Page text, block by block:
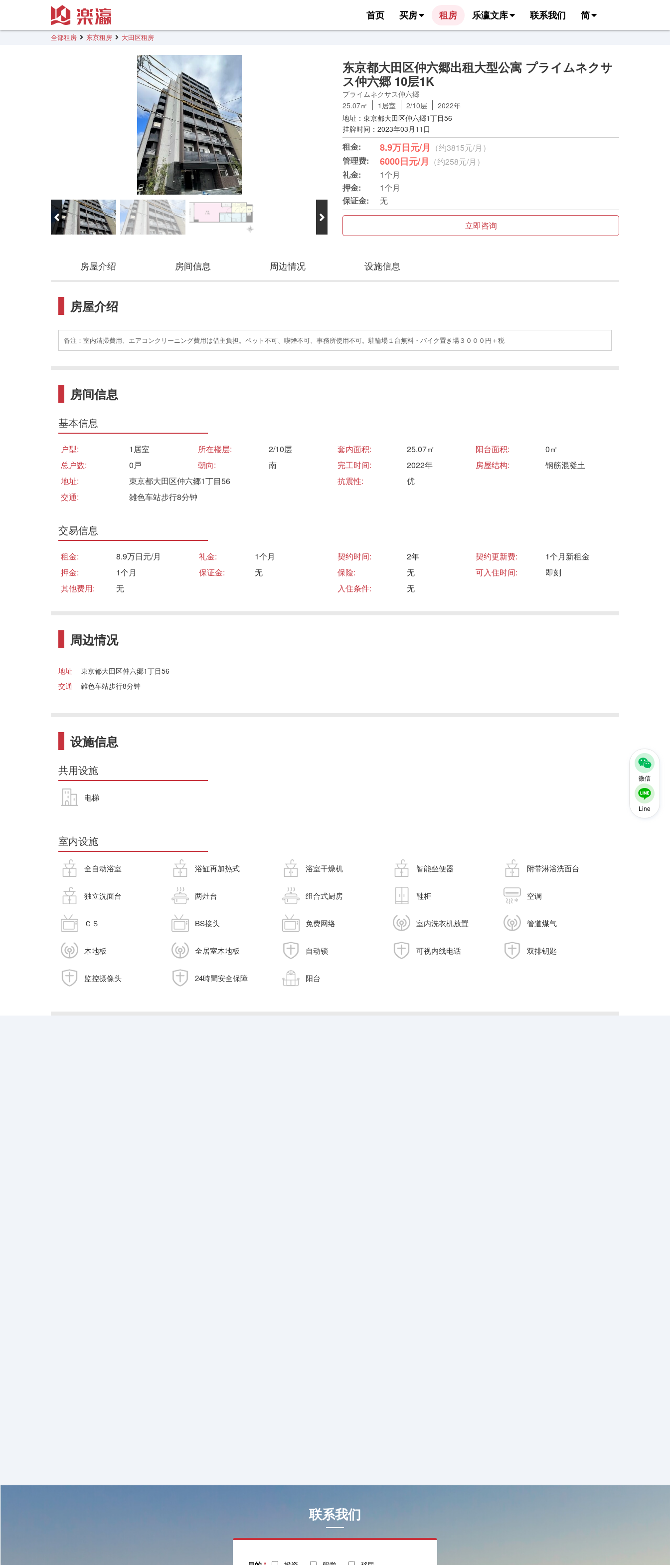
微信
Line
首页 买房 租房 乐瀛文库 联系我们 简
全部租房 东京租房 大田区租房
东京都大田区仲六郷出租大型公寓 プライムネクサ
ス仲六郷 10层1K
プライムネクサス仲六郷
25.07㎡
1居室 2/10层
2022年
地址：東京都大田区仲六郷1丁目56
挂牌时间：2023年03月11日
租金: 8.9万日元/月 （约3815元/月）
管理费:
6000日元/月 （约258元/月）
礼金:
1个月
押金:
1个月
保证金:
无
立即咨询
房屋介绍 房间信息 周边情况 设施信息
房屋介绍
备注：室内清掃費用、エアコンクリーニング費用は借主負担。ペット不可、喫煙不可、事務所使用不可。駐輪場１台無料・バイク置き場３０００円＋税
房间信息
基本信息
套内面积: 25.07㎡ 阳台面积:
0㎡
完工时间:
2022年 房屋结构:
钢筋混凝土
抗震性:
优
户型: 1居室 所在楼层:
2/10层
总户数:
0戸 朝向:
南
地址:
東京都大田区仲六郷1丁目56
交通:
雑色车站步行8分钟
交易信息
契约时间: 2年 契约更新费:
1个月新租金
保险:
无 可入住时间:
即刻
入住条件:
无
租金: 8.9万日元/月 礼金:
1个月
押金:
1个月 保证金:
无
其他费用:
无
周边情况
地址
東京都大田区仲六郷1丁目56
交通
雑色车站步行8分钟
设施信息
共用设施
电梯
室内设施
全自动浴室 浴缸再加热式 浴室干燥机 智能坐便器 附带淋浴洗面台
独立洗面台 两灶台 组合式厨房 鞋柜 空调
ＣＳ BS接头 免费网络 室内洗衣机放置 管道煤气
木地板 全居室木地板 自动锁 可视内线电话 双排钥匙
监控摄像头 24時間安全保障 阳台
联系我们